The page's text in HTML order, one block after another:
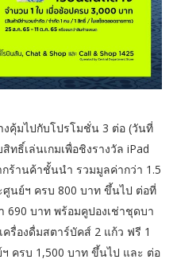
คุ้มไปกับโปรโมชั่น 3 ต่อ (วันที่
ทธิ์เล่นเกมเพื่อชิงรางวัล iPad
ร้านค้าชั้นนำ รวมมูลค่ากว่า 1.5
นย์ฯ ครบ 800 บาท ขึ้นไป ต่อที่
690 บาท พร้อมคูปองเช่าชุดบา
รื่องดื่มสตาร์บัคส์ 2 แก้ว ฟรี 1
ครบ 1,500 บาท ขึ้นไป และ ต่อ